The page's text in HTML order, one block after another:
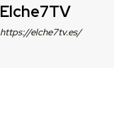
Elche7TV
https://elche7tv.es/